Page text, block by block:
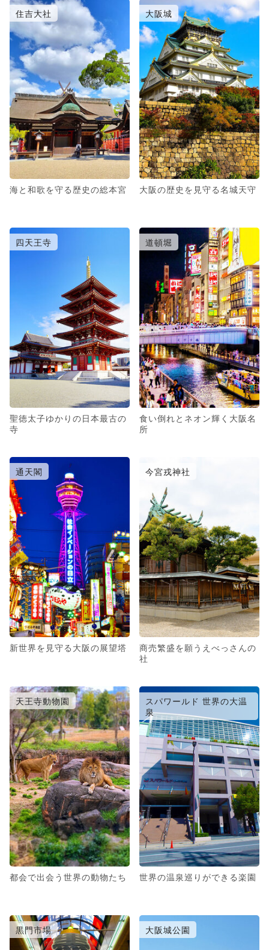
住吉大社
海と和歌を守る歴史の総本宮
大阪城
大阪の歴史を見守る名城天守
四天王寺
聖徳太子ゆかりの日本最古の
寺
道頓堀
食い倒れとネオン輝く大阪名
所
通天閣
新世界を見守る大阪の展望塔
今宮戎神社
商売繁盛を願うえべっさんの
社
天王寺動物園
都会で出会う世界の動物たち
スパワールド 世界の大温
泉
世界の温泉巡りができる楽園
黒門市場 大阪城公園